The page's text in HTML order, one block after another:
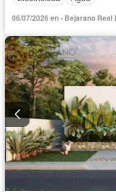
06/07/2026 en - Bejarano Real